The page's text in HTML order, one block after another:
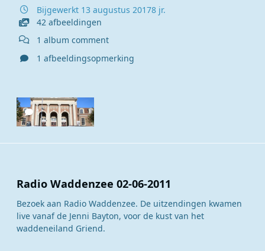
Bijgewerkt 13 augustus 20178 jr.
42 afbeeldingen
1 album comment
1 afbeeldingsopmerking
1
Radio Waddenzee 02-06-2011
Bezoek aan Radio Waddenzee. De uitzendingen kwamen
live vanaf de Jenni Bayton, voor de kust van het
waddeneiland Griend.